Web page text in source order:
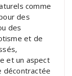
comme
des
des
et de
et un aspect
décontractée